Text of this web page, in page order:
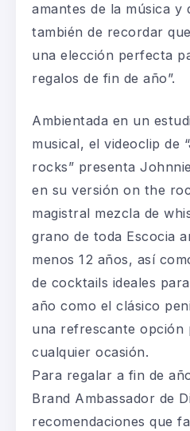
amantes de la música y
también de recordar
una elección perfecta
regalos de fin de año”.
Ambientada en un
musical, el videoclip de
rocks” presenta
en su versión on the
magistral mezcla de
grano de toda Escocia
menos 12 años, así
de cocktails ideales
año como el clásico
una refrescante opción
cualquier ocasión.
Para regalar a fin de
Brand Ambassador de
recomendaciones que